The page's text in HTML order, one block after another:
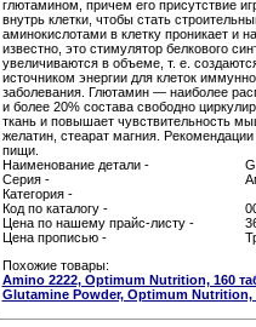
глютамином, причем его присутствие
внутрь клетки, чтобы стать
аминокислотами в клетку проникает и
известно, это стимулятор белкового
увеличиваются в объеме, т. е.
источником энергии для клеток
заболевания. Глютамин — наиболее
и более 20% состава свободно
ткань и повышает чувствительность
желатин, стеарат магния.
пищи.
Наименование детали -
Серия -
Категория -
Код по каталогу -
Цена по нашему прайс-листу -
Цена прописью -
Похожие товары:
Amino 2222, Optimum Nutrition, 160
Glutamine Powder, Optimum Nutrition,